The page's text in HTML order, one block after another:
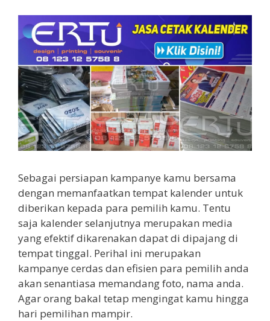
Sebagai persiapan kampanye kamu bersama
dengan memanfaatkan tempat kalender untuk
diberikan kepada para pemilih kamu. Tentu
saja kalender selanjutnya merupakan media
yang efektif dikarenakan dapat di dipajang di
tempat tinggal. Perihal ini merupakan
kampanye cerdas dan efisien para pemilih anda
akan senantiasa memandang foto, nama anda.
Agar orang bakal tetap mengingat kamu hingga
hari pemilihan mampir.